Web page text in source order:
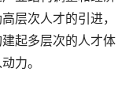
层次人才的引进，
起多层次的人才体
力。